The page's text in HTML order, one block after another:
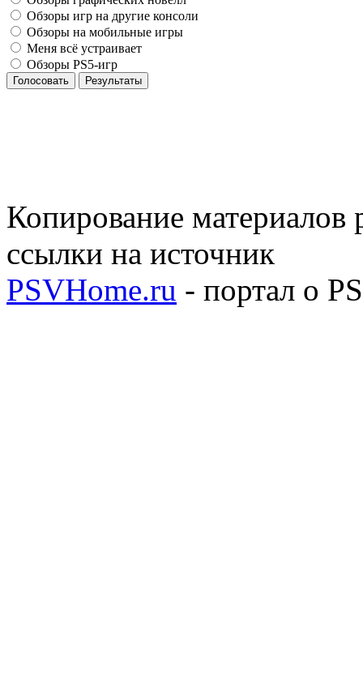
Обзоры игр на другие консоли
Обзоры на мобильные игры
Меня всё устраивает
Обзоры PS5-игр
Голосовать Результаты
Копирование материалов
ссылки на источник
PSVHome.ru - портал о